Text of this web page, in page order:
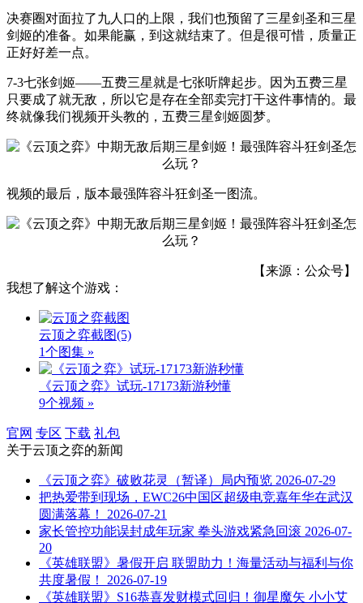
决赛圈对面拉了九人口的上限，我们也预留了三星剑圣和三星
剑姬的准备。如果能赢，到这就结束了。但是很可惜，质量正
正好好差一点。
7-3七张剑姬——五费三星就是七张听牌起步。因为五费三星
只要成了就无敌，所以它是存在全部卖完打干这件事情的。最
终就像我们视频开头教的，五费三星剑姬圆梦。
视频的最后，版本最强阵容斗狂剑圣一图流。
【来源：公众号】
我想了解这个游戏：
云顶之弈截图(5)
1个图集 »
《云顶之弈》试玩-17173新游秒懂
9个视频 »
官网 专区 下载 礼包
关于云顶之弈的新闻
《云顶之弈》破败花灵（暂译）局内预览 2026-07-29
把热爱带到现场，EWC26中国区超级电竞嘉年华在武汉
圆满落幕！
2026-07-21
家长管控功能误封成年玩家 拳头游戏紧急回滚 2026-07-
20
《英雄联盟》暑假开启 联盟助力！海量活动与福利与你
共度暑假！
2026-07-19
《英雄联盟》S16恭喜发财模式回归！御星魔矢 小小艾